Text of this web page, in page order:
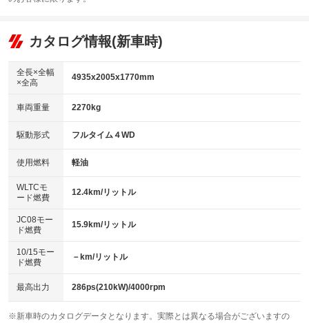
リフトアップ
：装備なし
：装備あり
パワーウィンドウ
アイドリングストップ
：装備なし
USB入力端子
：装備あり
100V電源
：装備なし
センターデフロック
：装備なし
電動格納ミラー
：装備あり
ビジュアル
：装備なし
：装備あり
革シート
キーレス
HID(キセノンライト)
：装備なし
バックカメラ
：装備あり
エアロ
：装備なし
：装備なし
パワーシート
ベンチシート
：装備なし
チップアップシート
：装備なし
：装備なし ：装備あり
カタログ情報(新車時)
全長×全幅
×全高
4935x2005x1770mm
車両重量 2270kg
駆動形式 フルタイム４WD
使用燃料 軽油
WLTCモ
ード燃費
12.4km/リットル
JC08モー
ド燃費
15.9km/リットル
10/15モー
ド燃費
－km/リットル
最高出力 286ps(210kW)/4000rpm
※新車時のカタログデータとなります。実際とは異なる場合がございますの